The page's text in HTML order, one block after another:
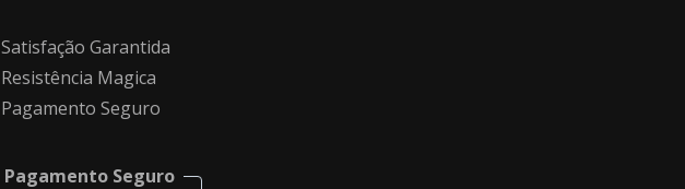
Satisfação Garantida
Resistência Magica
Pagamento Seguro
Pagamento Seguro